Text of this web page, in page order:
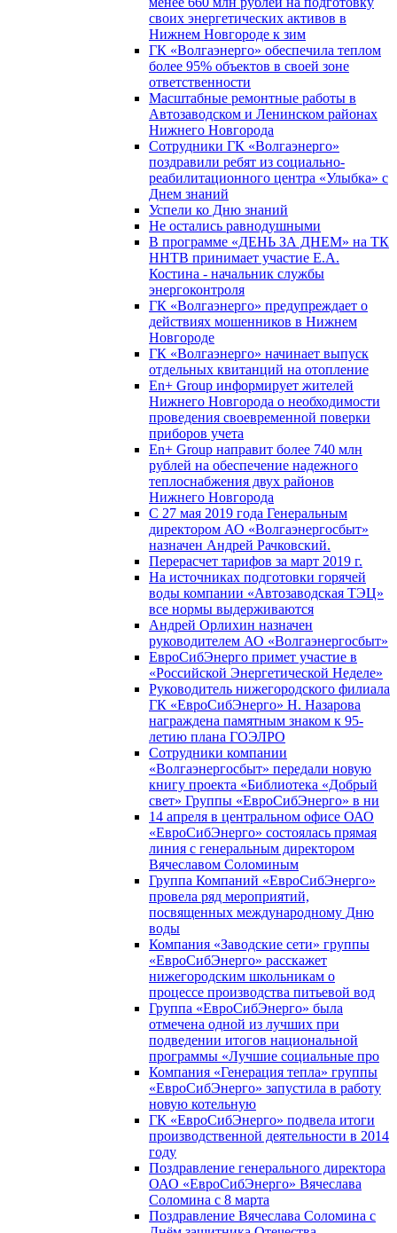
своих энергетических активов в
Нижнем Новгороде к зим
ГК «Волгаэнерго» обеспечила теплом
более 95% объектов в своей зоне
ответственности
Масштабные ремонтные работы в
Автозаводском и Ленинском районах
Нижнего Новгорода
Сотрудники ГК «Волгаэнерго»
поздравили ребят из социально-
реабилитационного центра «Улыбка» с
Днем знаний
Успели ко Дню знаний
Не остались равнодушными
В программе «ДЕНЬ ЗА ДНЕМ» на ТК
ННТВ принимает участие Е.А.
Костина - начальник службы
энергоконтроля
ГК «Волгаэнерго» предупреждает о
действиях мошенников в Нижнем
Новгороде
ГК «Волгаэнерго» начинает выпуск
отдельных квитанций на отопление
En+ Group информирует жителей
Нижнего Новгорода о необходимости
проведения своевременной поверки
приборов учета
En+ Group направит более 740 млн
рублей на обеспечение надежного
теплоснабжения двух районов
Нижнего Новгорода
С 27 мая 2019 года Генеральным
директором АО «Волгаэнергосбыт»
назначен Андрей Рачковский.
Перерасчет тарифов за март 2019 г.
На источниках подготовки горячей
воды компании «Автозаводская ТЭЦ»
все нормы выдерживаются
Андрей Орлихин назначен
руководителем АО «Волгаэнергосбыт»
ЕвроСибЭнерго примет участие в
«Российской Энергетической Неделе»
Руководитель нижегородского филиала
ГК «ЕвроСибЭнерго» Н. Назарова
награждена памятным знаком к 95-
летию плана ГОЭЛРО
Сотрудники компании
«Волгаэнергосбыт» передали новую
книгу проекта «Библиотека «Добрый
свет» Группы «ЕвроСибЭнерго» в ни
14 апреля в центральном офисе ОАО
«ЕвроСибЭнерго» состоялась прямая
линия с генеральным директором
Вячеславом Соломиным
Группа Компаний «ЕвроСибЭнерго»
провела ряд мероприятий,
посвященных международному Дню
воды
Компания «Заводские сети» группы
«ЕвроСибЭнерго» расскажет
нижегородским школьникам о
процессе производства питьевой вод
Группа «ЕвроСибЭнерго» была
отмечена одной из лучших при
подведении итогов национальной
программы «Лучшие социальные про
Компания «Генерация тепла» группы
«ЕвроСибЭнерго» запустила в работу
новую котельную
ГК «ЕвроСибЭнерго» подвела итоги
производственной деятельности в 2014
году
Поздравление генерального директора
ОАО «ЕвроСибЭнерго» Вячеслава
Соломина с 8 марта
Поздравление Вячеслава Соломина с